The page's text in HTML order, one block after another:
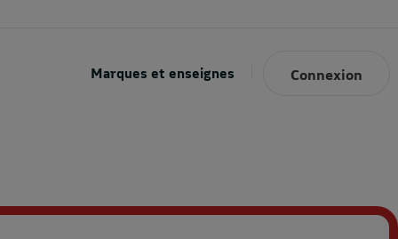
Marques et enseignes Connexion